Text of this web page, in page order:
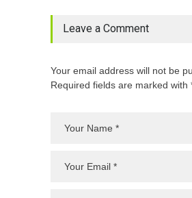
Leave a Comment
Your email address will not be
Required fields are marked with